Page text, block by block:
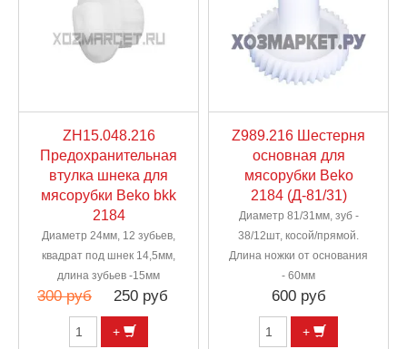
ZH15.048.216
Предохранительная
втулка шнека для
мясорубки Beko bkk
2184
Диаметр 24мм, 12 зубьев,
квадрат под шнек 14,5мм,
длина зубьев -15мм
300 руб 250 руб
+
Z989.216 Шестерня
основная для
мясорубки Beko
2184 (Д-81/31)
Диаметр 81/31мм, зуб -
38/12шт, косой/прямой.
Длина ножки от основания
- 60мм
600 руб
+